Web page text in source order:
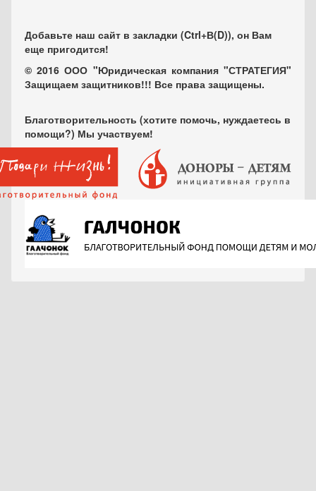
Добавьте наш сайт в закладки (Ctrl+В(D)), он Вам
еще пригодится!
© 2016 ООО "Юридическая компания "СТРАТЕГИЯ"
Защищаем защитников!!! Все права защищены.
Благотворительность (хотите помочь, нуждаетесь в
помощи?) Мы участвуем!